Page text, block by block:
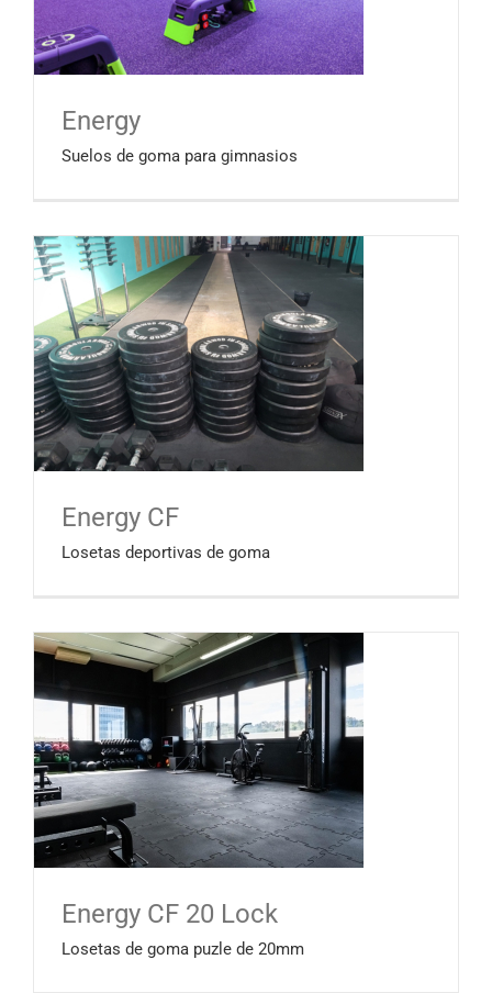
Energy
Suelos de goma para gimnasios
Energy CF
Losetas deportivas de goma
Energy CF 20 Lock
Losetas de goma puzle de 20mm